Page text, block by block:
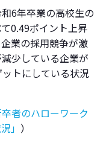
6年卒業の高校生の
0.49ポイント上昇
業の採用競争が激
少している企業が
トにしている状況
者のハローワーク
」 ）